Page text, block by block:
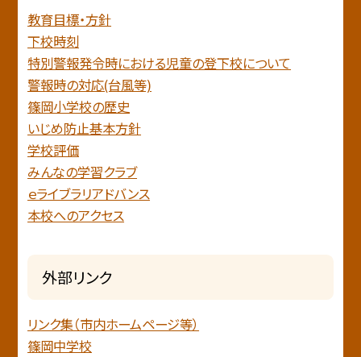
教育目標・方針
下校時刻
特別警報発令時における児童の登下校について
警報時の対応(台風等)
篠岡小学校の歴史
いじめ防止基本方針
学校評価
みんなの学習クラブ
ｅライブラリアドバンス
本校へのアクセス
外部リンク
リンク集（市内ホームページ等）
篠岡中学校